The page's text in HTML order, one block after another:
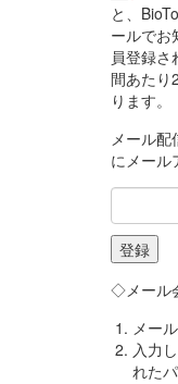
と、
ールでお
員登録さ
間あたり
ります。
メール配
にメール
◇メール
メー
入力
れた